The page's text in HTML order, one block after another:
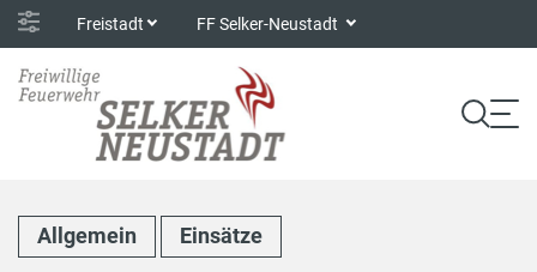
Freistadt FF Selker-Neustadt
Allgemein Einsätze